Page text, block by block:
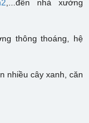
,...đến nhà xưởng
thông thoáng, hệ
nhiều cây xanh, căn